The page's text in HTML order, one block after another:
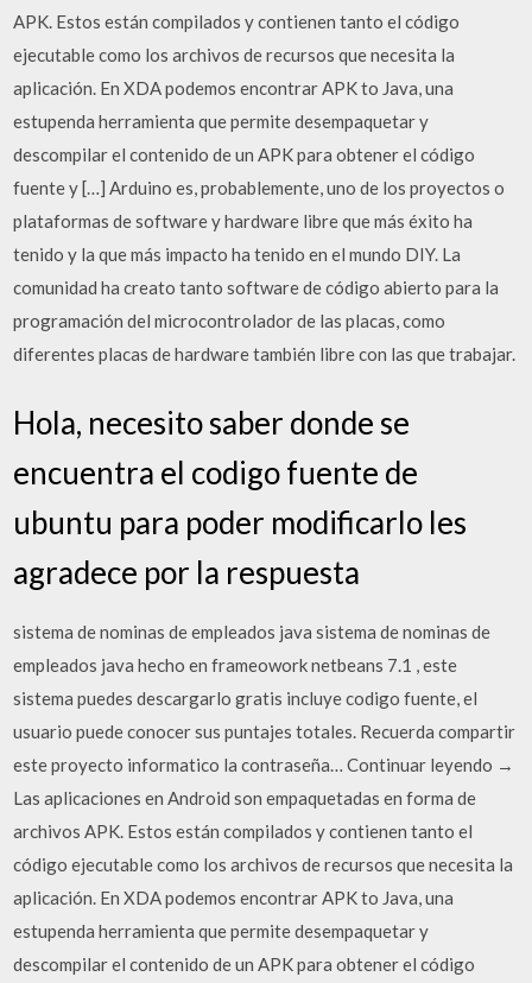
APK. Estos están compilados y contienen tanto el código
ejecutable como los archivos de recursos que necesita la
aplicación. En XDA podemos encontrar APK to Java, una
estupenda herramienta que permite desempaquetar y
descompilar el contenido de un APK para obtener el código
fuente y […] Arduino es, probablemente, uno de los proyectos o
plataformas de software y hardware libre que más éxito ha
tenido y la que más impacto ha tenido en el mundo DIY. La
comunidad ha creato tanto software de código abierto para la
programación del microcontrolador de las placas, como
diferentes placas de hardware también libre con las que trabajar.
Hola, necesito saber donde se
encuentra el codigo fuente de
ubuntu para poder modificarlo les
agradece por la respuesta
sistema de nominas de empleados java sistema de nominas de
empleados java hecho en frameowork netbeans 7.1 , este
sistema puedes descargarlo gratis incluye codigo fuente, el
usuario puede conocer sus puntajes totales. Recuerda compartir
este proyecto informatico la contraseña… Continuar leyendo →
Las aplicaciones en Android son empaquetadas en forma de
archivos APK. Estos están compilados y contienen tanto el
código ejecutable como los archivos de recursos que necesita la
aplicación. En XDA podemos encontrar APK to Java, una
estupenda herramienta que permite desempaquetar y
descompilar el contenido de un APK para obtener el código